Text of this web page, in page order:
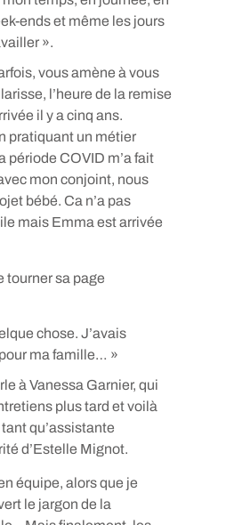
ends et même les jours
».
vous amène à vous
l’heure de la remise
il y a cinq ans.
pratiquant un métier
période COVID m’a fait
mon conjoint, nous
bébé. Ca n’a pas
mais Emma est arrivée
tourner sa page
chose. J’avais
ma famille… »
à Vanessa Garnier, qui
plus tard et voilà
qu’assistante
d’Estelle Mignot.
équipe, alors que je
le jargon de la